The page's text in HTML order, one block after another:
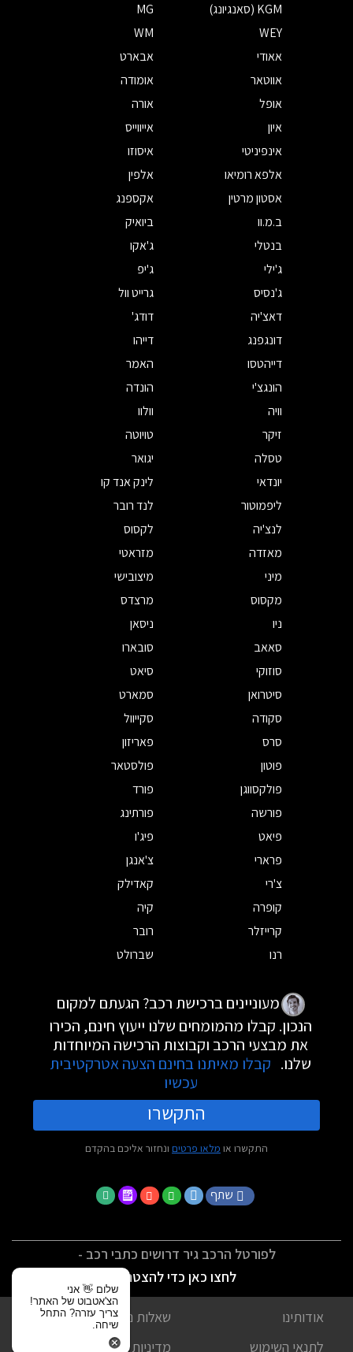
KGM (סאנגיונג)
MG
WEY
WM
אאודי
אבארט
אווטאר
אומודה
אופל
אורה
איון
אייווייס
אינפיניטי
איסוזו
אלפא רומיאו
אלפין
אסטון מרטין
אקספנג
ב.מ.וו
ביואיק
בנטלי
ג'אקו
ג'ילי
ג'יפ
ג'נסיס
גרייט וול
דאצ'יה
דודג'
דונגפנג
דייהו
דייהטסו
האמר
הונגצ'י
הונדה
וויה
וולוו
זיקר
טויוטה
טסלה
יגואר
יונדאי
לינק אנד קו
ליפמוטור
לנד רובר
לנצ'יה
לקסוס
מאזדה
מזראטי
מיני
מיצובישי
מקסוס
מרצדס
ניו
ניסאן
סאאב
סובארו
סוזוקי
סיאט
סיטרואן
סמארט
סקודה
סקייוול
סרס
פאריזון
פוטון
פולסטאר
פולקסווגן
פורד
פורשה
פורתינג
פיאט
פיג'ו
פרארי
צ'אנגן
צ'רי
קאדילק
קופרה
קיה
קרייזלר
רובר
רנו
שברולט
מעוניינים ברכישת רכב? הגעתם למקום
הנכון. קבלו מהמומחים שלנו ייעוץ חינם, הכירו
את מבצעי הרכב וקבוצות הרכישה המיוחדות
שלנו. קבלו מאיתנו בחינם הצעה אטרקטיבית
עכשיו
התקשרו
התקשרו או מלאו פרטים ונחזור אליכם בהקדם
שתף
לפורטל הרכב גיר דרושים כתבי רכב -
לחצו כאן כדי להצטרף
אודותינו
שאלות נפוצות
לתנאי השימוש
מדיניות פרטיות
שלום 👋 אני
הצ'אטבוט של האתר!
צריך עזרה? התחל
שיחה.